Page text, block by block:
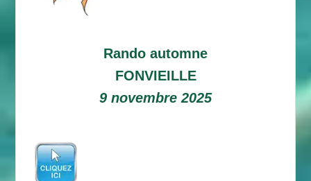
Rando automne
FONVIEILLE
9 novembre 2025